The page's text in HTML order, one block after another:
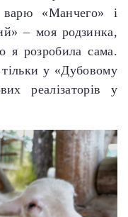
«Манчего» і
– моя родзинка,
я розробила сама.
у «Дубовому
реалізаторів у